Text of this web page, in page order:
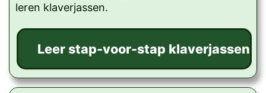
leren klaverjassen.